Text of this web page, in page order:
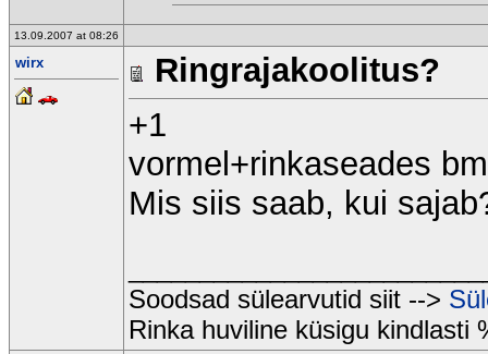
13.09.2007 at 08:26
wirx
Ringrajakoolitus?
+1
vormel+rinkaseades
Mis siis saab, kui
Soodsad sülearvutid siit -->
Rinka huviline küsigu kindlasti